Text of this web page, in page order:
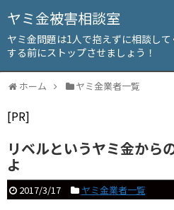
ヤミ金被害相談室
ヤミ金問題は1人で抱えずに相談し
する前にストップさせましょう！
ホーム ヤミ金業者一覧
[PR]
リベルというヤミ金から
よ
2017/3/17 ヤミ金業者一覧